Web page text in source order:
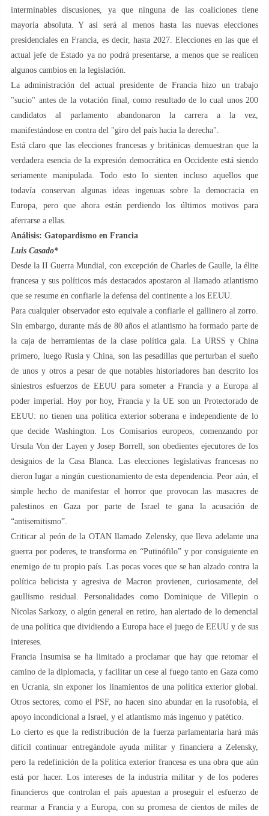
interminables discusiones, ya que ninguna de las coaliciones tiene
mayoría absoluta. Y así será al menos hasta las nuevas elecciones
presidenciales en Francia, es decir, hasta 2027. Elecciones en las que el
actual jefe de Estado ya no podrá presentarse, a menos que se realicen
algunos cambios en la legislación.
La administración del actual presidente de Francia hizo un trabajo
"sucio" antes de la votación final, como resultado de lo cual unos 200
candidatos al parlamento abandonaron la carrera a la vez,
manifestándose en contra del "giro del país hacia la derecha".
Está claro que las elecciones francesas y británicas demuestran que la
verdadera esencia de la expresión democrática en Occidente está siendo
seriamente manipulada. Todo esto lo sienten incluso aquellos que
todavía conservan algunas ideas ingenuas sobre la democracia en
Europa, pero que ahora están perdiendo los últimos motivos para
aferrarse a ellas.
Análisis: Gatopardismo en Francia
Luis Casado*
Desde la II Guerra Mundial, con excepción de Charles de Gaulle, la élite
francesa y sus políticos más destacados apostaron al llamado atlantismo
que se resume en confiarle la defensa del continente a los EEUU.
Para cualquier observador esto equivale a confiarle el gallinero al zorro.
Sin embargo, durante más de 80 años el atlantismo ha formado parte de
la caja de herramientas de la clase política gala. La URSS y China
primero, luego Rusia y China, son las pesadillas que perturban el sueño
de unos y otros a pesar de que notables historiadores han descrito los
siniestros esfuerzos de EEUU para someter a Francia y a Europa al
poder imperial. Hoy por hoy, Francia y la UE son un Protectorado de
EEUU: no tienen una política exterior soberana e independiente de lo
que decide Washington. Los Comisarios europeos, comenzando por
Ursula Von der Layen y Josep Borrell, son obedientes ejecutores de los
designios de la Casa Blanca. Las elecciones legislativas francesas no
dieron lugar a ningún cuestionamiento de esta dependencia. Peor aún, el
simple hecho de manifestar el horror que provocan las masacres de
palestinos en Gaza por parte de Israel te gana la acusación de
“antisemitismo”.
Criticar al peón de la OTAN llamado Zelensky, que lleva adelante una
guerra por poderes, te transforma en “Putinófilo” y por consiguiente en
enemigo de tu propio país. Las pocas voces que se han alzado contra la
política belicista y agresiva de Macron provienen, curiosamente, del
gaullismo residual. Personalidades como Dominique de Villepin o
Nicolas Sarkozy, o algún general en retiro, han alertado de lo demencial
de una política que dividiendo a Europa hace el juego de EEUU y de sus
intereses.
Francia Insumisa se ha limitado a proclamar que hay que retomar el
camino de la diplomacia, y facilitar un cese al fuego tanto en Gaza como
en Ucrania, sin exponer los linamientos de una política exterior global.
Otros sectores, como el PSF, no hacen sino abundar en la rusofobia, el
apoyo incondicional a Israel, y el atlantismo más ingenuo y patético.
Lo cierto es que la redistribución de la fuerza parlamentaria hará más
difícil continuar entregándole ayuda militar y financiera a Zelensky,
pero la redefinición de la política exterior francesa es una obra que aún
está por hacer. Los intereses de la industria militar y de los poderes
financieros que controlan el país apuestan a proseguir el esfuerzo de
rearmar a Francia y a Europa, con su promesa de cientos de miles de